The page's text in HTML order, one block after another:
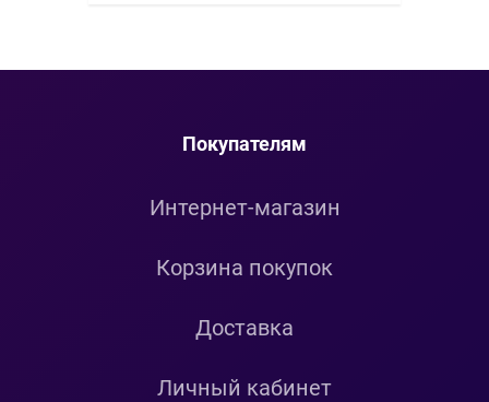
Покупателям
Интернет-магазин
Корзина покупок
Доставка
Личный кабинет